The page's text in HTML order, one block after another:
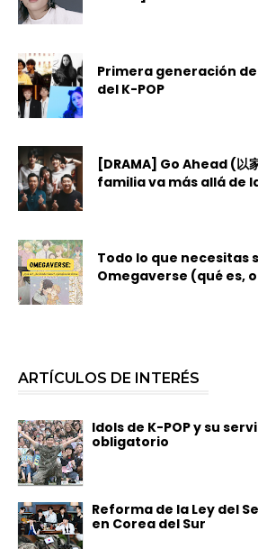
Primera generación
del K-POP
[DRAMA] Go Ahead (以
familia va más allá de
Todo lo que necesitas
Omegaverse (qué es,
ARTÍCULOS DE INTERÉS
Idols de K-POP y su
obligatorio
Reforma de la Ley del
en Corea del Sur